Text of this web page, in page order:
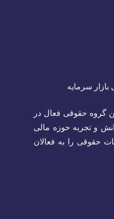
سرمایه
گروه حقوقی فعال در
و تجربه حوزه مالی
حقوقی را به فعالان